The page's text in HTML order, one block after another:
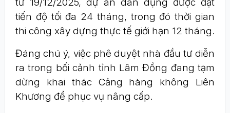
tiến độ tối đa 24 tháng, trong đó thời gian
thi công xây dựng thực tế giới hạn 12 tháng.
Đáng chú ý, việc phê duyệt nhà đầu tư diễn
ra trong bối cảnh tỉnh Lâm Đồng đang tạm
dừng khai thác Cảng hàng không Liên
Khương để phục vụ nâng cấp.